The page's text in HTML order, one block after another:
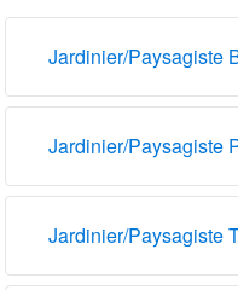
Jardinier/Paysagiste
Jardinier/Paysagiste
Jardinier/Paysagiste